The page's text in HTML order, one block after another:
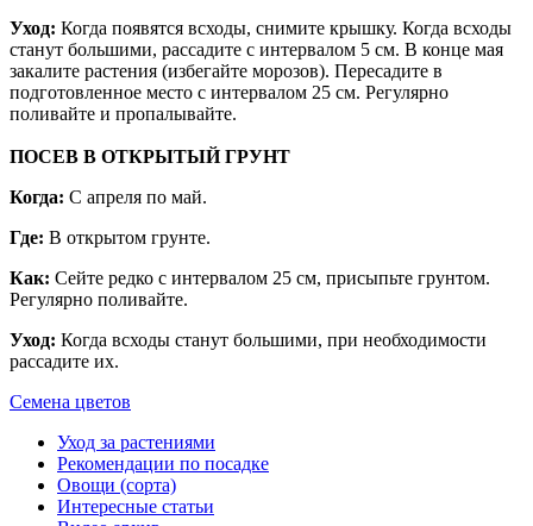
Уход: Когда появятся всходы, снимите крышку. Когда всходы
станут большими, рассадите с интервалом 5 см. В конце мая
закалите растения (избегайте морозов). Пересадите в
подготовленное место с интервалом 25 см. Регулярно
поливайте и пропалывайте.
ПОСЕВ В ОТКРЫТЫЙ ГРУНТ
Когда: С апреля по май.
Где: В открытом грунте.
Как: Сейте редко с интервалом 25 см, присыпьте грунтом.
Регулярно поливайте.
Уход: Когда всходы станут большими, при необходимости
рассадите их.
Семена цветов
Уход за растениями
Рекомендации по посадке
Овощи (сорта)
Интересные статьи